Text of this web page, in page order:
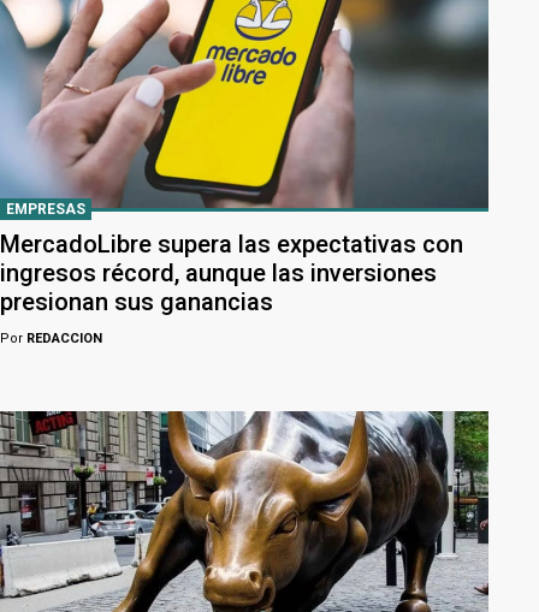
EMPRESAS
MercadoLibre supera las expectativas con
ingresos récord, aunque las inversiones
presionan sus ganancias
Por REDACCION